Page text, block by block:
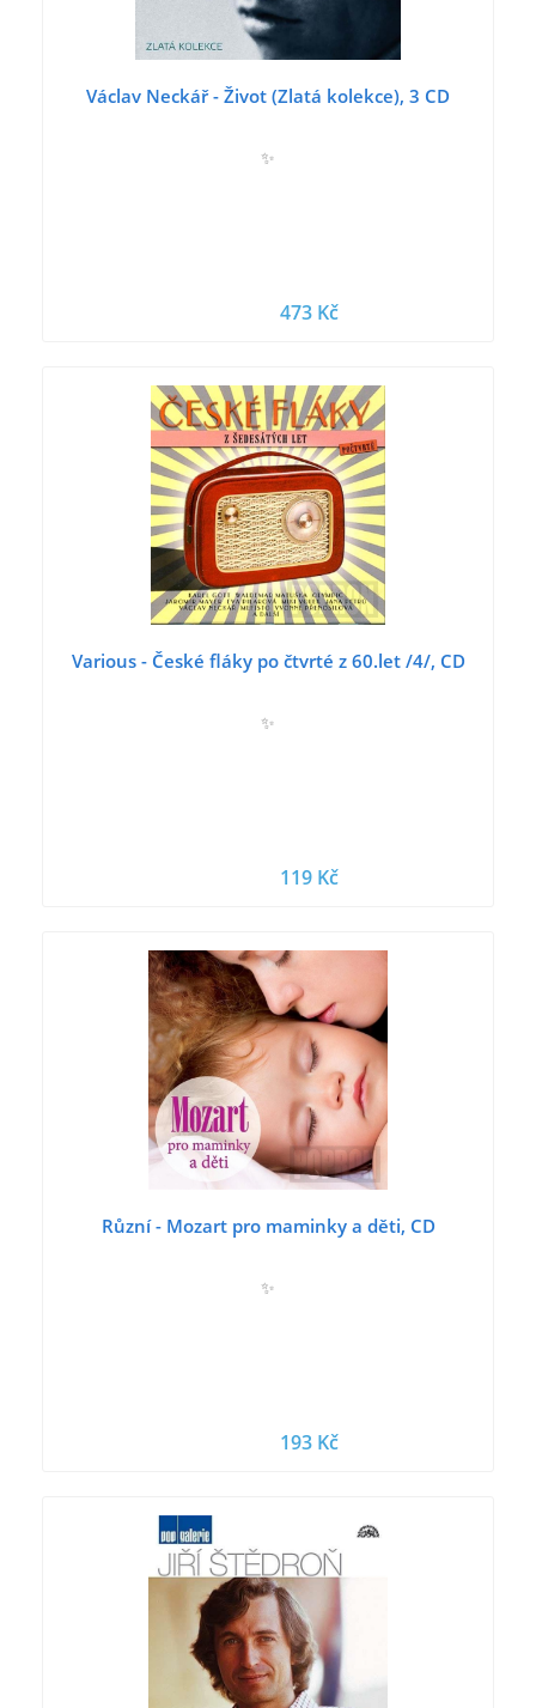
Václav Neckář - Život (Zlatá kolekce), 3 CD
✨
473 Kč
Various - České fláky po čtvrté z 60.let /4/, CD
✨
119 Kč
Různí - Mozart pro maminky a děti, CD
✨
193 Kč